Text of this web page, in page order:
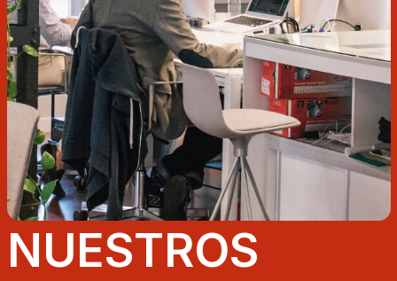
NUESTROS